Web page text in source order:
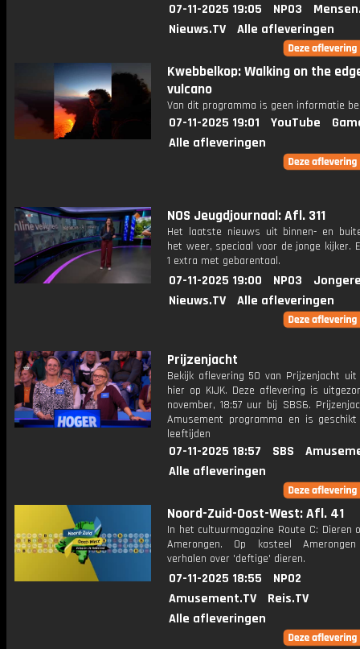
07-11-2025 19:05 NPO3
Nieuws.TV
Alle afleveringen
Kwebbelkop: Walking on the
vulcano
Van dit programma is geen informatie
07-11-2025 19:01 YouTube
Alle afleveringen
NOS Jeugdjournaal: Afl. 311
Het laatste nieuws uit binnen- en
het weer, speciaal voor de jonge kijker.
1 extra met gebarentaal.
07-11-2025 19:00 NPO3
Nieuws.TV
Alle afleveringen
Prijzenjacht
Bekijk aflevering 50 van Prijzenjacht uit
hier op KIJK. Deze aflevering is
november, 18:57 uur bij SBS6.
Amusement programma en is
leeftijden
07-11-2025 18:57 SBS
Alle afleveringen
Noord-Zuid-Oost-West: Afl. 41
In het cultuurmagazine Route C: Dieren
Amerongen. Op kasteel
verhalen over 'deftige' dieren.
07-11-2025 18:55
NPO2
Amusement.TV
Reis.TV
Alle afleveringen